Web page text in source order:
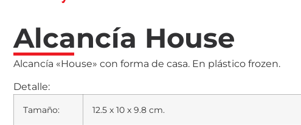
Alcancía House
Alcancía «House» con forma de casa. En plástico frozen.
Detalle:
Tamaño: 12.5 x 10 x 9.8 cm.